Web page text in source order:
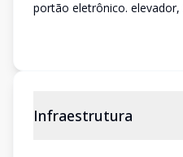
portão eletrônico. elevador,
Infraestrutura